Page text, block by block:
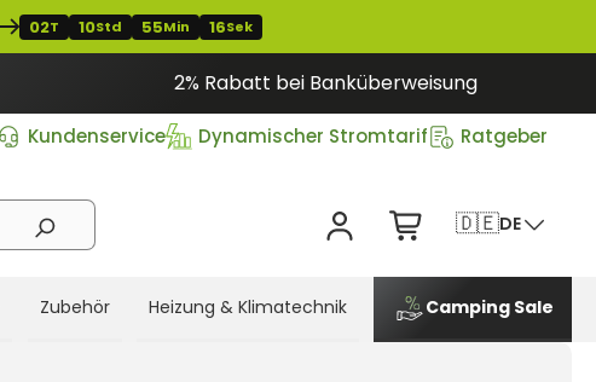
02T 10Std 55Min 15Sek
2% Rabatt bei Banküberweisung
Kundenservice Dynamischer Stromtarif Ratgeber
🇩🇪DE
Zubehör Heizung & Klimatechnik Camping Sale